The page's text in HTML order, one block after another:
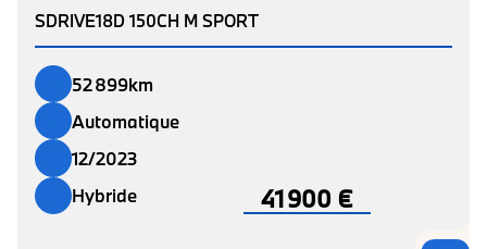
SDRIVE18D 150CH M SPORT
52 899km
Automatique
12/2023
Hybride
41 900 €